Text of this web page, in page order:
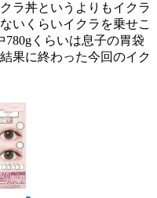
ラ丼というよりもイクラ
いくらいイクラを乗せこ
780gくらいは息子の胃袋
果に終わった今回のイク